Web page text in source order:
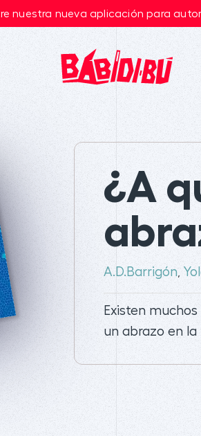
nuestra nueva aplicación para
¿A
A.D.Barrigón
Existen
un abrazo en la